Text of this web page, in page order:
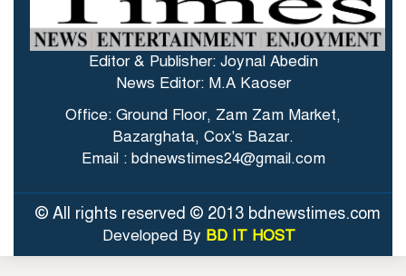
Editor & Publisher: Joynal Abedin
News Editor: M.A Kaoser
Office: Ground Floor, Zam Zam Market,
Bazarghata, Cox's Bazar.
Email : bdnewstimes24@gmail.com
© All rights reserved © 2013 bdnewstimes.com
Developed By BD IT HOST